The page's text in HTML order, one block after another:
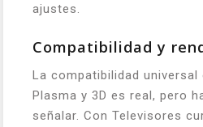
ajustes.
Compatibilidad y
La compatibilidad universal
Plasma y 3D es real, pero
señalar. Con Televisores